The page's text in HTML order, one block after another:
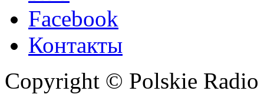
Facebook
Контакты
Copyright © Polskie